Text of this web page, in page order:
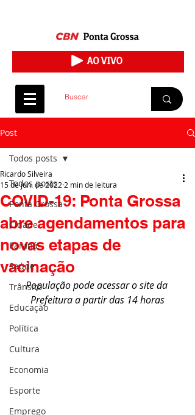
Post
Todos posts
Ponta Grossa
Cidade
Paraná
Saúde
Trânsito
Educação
Política
Cultura
Economia
Esporte
Emprego
Todos posts
COVID-19: Ponta Grossa
abre agendamentos para
novas etapas de
vacinação
Ricardo Silveira
15 de jun. de 2022 2 min de leitura
População pode acessar o site da
Prefeitura a partir das 14 horas